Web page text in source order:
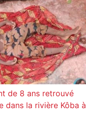
de 8 ans retrouvé
dans la rivière Kôba à